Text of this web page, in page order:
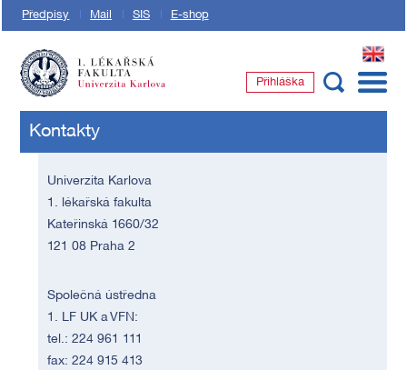
Předpisy Mail SIS E-shop
EN
Přihláška
Kontakty
Univerzita Karlova
1. lékařská fakulta
Kateřinská 1660/32
121 08 Praha 2
Společná ústředna
1. LF UK a VFN:
tel.: 224 961 111
fax: 224 915 413